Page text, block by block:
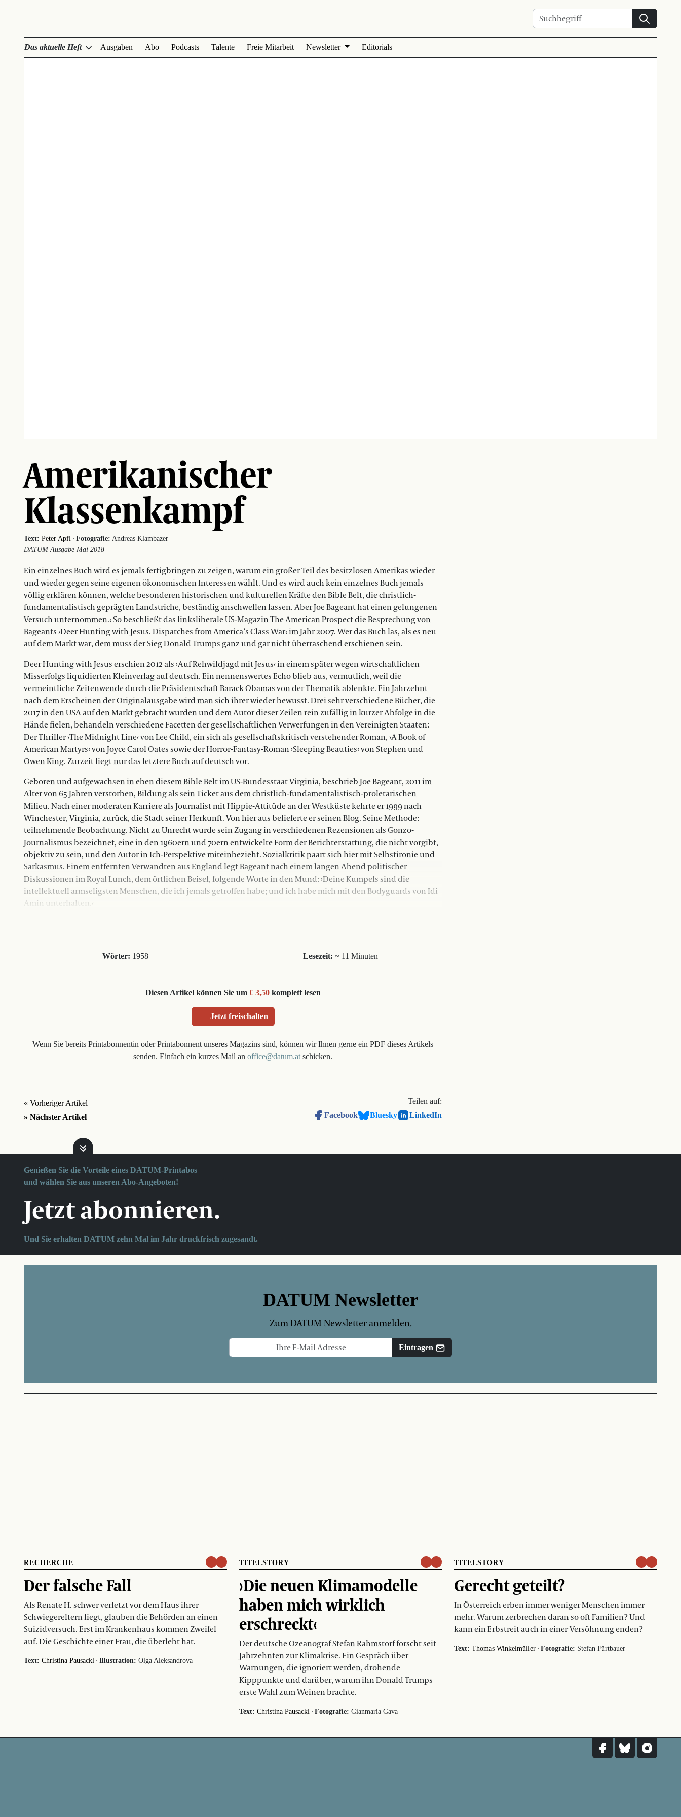
Suchen
Das aktuelle Heft Ausgaben Abo Podcasts Talente Freie Mitarbeit Newsletter Editorials
Amerikanischer
Klassenkampf
Text: Peter Apfl · Fotografie: Andreas Klambazer
DATUM Ausgabe Mai 2018
Ein einzelnes Buch wird es jemals fertigbringen zu zeigen, warum ein großer Teil des besitzlosen Amerikas wieder
und wieder gegen seine eigenen ökonomischen Interessen wählt. Und es wird auch kein einzelnes Buch jemals
völlig erklären können, welche besonderen historischen und kulturellen Kräfte den Bible Belt, die christlich-
fundamentalistisch geprägten Landstriche, beständig anschwellen lassen. Aber Joe Bageant hat einen gelungenen
Versuch unternommen.‹ So beschließt das linksliberale US-Magazin The American Prospect die Besprechung von
Bageants ›Deer Hunting with Jesus. Dispatches from America’s Class War‹ im Jahr 2007. Wer das Buch las, als es neu
auf dem Markt war, dem muss der Sieg Donald Trumps ganz und gar nicht überraschend erschienen sein.
Deer Hunting with Jesus erschien 2012 als ›Auf Rehwildjagd mit Jesus‹ in einem später wegen wirtschaftlichen
Misserfolgs liquidierten Kleinverlag auf deutsch. Ein nennenswertes Echo blieb aus, vermutlich, weil die
vermeintliche Zeitenwende durch die Präsidentschaft Barack Obamas von der Thematik ablenkte. Ein Jahrzehnt
nach dem Erscheinen der Originalausgabe wird man sich ihrer wieder bewusst. Drei sehr verschiedene Bücher, die
2017 in den USA auf den Markt gebracht wurden und dem Autor dieser Zeilen rein zufällig in kurzer Abfolge in die
Hände fielen, behandeln verschiedene Facetten der gesellschaftlichen Verwerfungen in den Vereinigten Staaten:
Der Thriller ›The Midnight Line‹ von Lee Child, ein sich als gesellschaftskritisch verstehender Roman, ›A Book of
American Martyrs‹ von Joyce Carol Oates sowie der Horror-Fantasy-Roman ›Sleeping Beauties‹ von Stephen und
Owen King. Zurzeit liegt nur das letztere Buch auf deutsch vor.
Geboren und aufgewachsen in eben diesem Bible Belt im US-Bundesstaat Virginia, beschrieb Joe Bageant, 2011 im
Alter von 65 Jahren verstorben, Bildung als sein Ticket aus dem christlich-fundamentalistisch-proletarischen
Milieu. Nach einer moderaten Karriere als Journalist mit Hippie-Attitüde an der Westküste kehrte er 1999 nach
Winchester, Virginia, zurück, die Stadt seiner Herkunft. Von hier aus belieferte er seinen Blog. Seine Methode:
teilnehmende Beobachtung. Nicht zu Unrecht wurde sein Zugang in verschiedenen Rezensionen als Gonzo-
Journalismus bezeichnet, eine in den 1960ern und 70ern entwickelte Form der Berichterstattung, die nicht vorgibt,
objektiv zu sein, und den Autor in Ich-Perspektive miteinbezieht. Sozialkritik paart sich hier mit Selbstironie und
Sarkasmus. Einem entfernten Verwandten aus England legt Bageant nach einem langen Abend politischer
Diskussionen im Royal Lunch, dem örtlichen Beisel, folgende Worte in den Mund: ›Deine Kumpels sind die
intellektuell armseligsten Menschen, die ich jemals getroffen habe; und ich habe mich mit den Bodyguards von Idi
Amin unterhalten.‹
Wörter: 1958 Lesezeit: ~ 11 Minuten
Diesen Artikel können Sie um € 3,50komplett lesen
Jetzt freischalten
Wenn Sie bereits Printabonnentin oder Printabonnent unseres Magazins sind, können wir Ihnen gerne ein PDF dieses Artikels
senden. Einfach ein kurzes Mail anoffice@datum.at schicken.
« Vorheriger Artikel
» Nächster Artikel
Teilen auf:
Facebook
Bluesky LinkedIn
Genießen Sie die Vorteile eines DATUM-Printabos
und wählen Sie aus unseren Abo-Angeboten!
Jetzt abonnieren.
Und Sie erhalten DATUM zehn Mal im Jahr druckfrisch zugesandt.
DATUM Newsletter
Zum DATUM Newsletter anmelden.
Eintragen
RECHERCHE
Der falsche Fall
Als Renate H. schwer verletzt vor dem Haus ihrer
Schwiegereltern liegt, glauben die Behörden an einen
Suizidversuch. Erst im Krankenhaus kommen Zweifel
auf. Die Geschichte einer Frau, die überlebt hat.
Text: Christina Pausackl · Illustration: Olga Aleksandrova
TITELSTORY
›Die neuen Klimamodelle
haben mich wirklich
erschreckt‹
Der deutsche Ozeanograf Stefan Rahmstorf forscht seit
Jahrzehnten zur Klimakrise. Ein Gespräch über
Warnungen, die ignoriert werden, drohende
Kipppunkte und darüber, warum ihn Donald Trumps
erste Wahl zum Weinen brachte.
Text: Christina Pausackl· Fotografie: Gianmaria Gava
TITELSTORY
Gerecht geteilt?
In Österreich erben immer weniger Menschen immer
mehr. Warum zerbrechen daran so oft Familien? Und
kann ein Erbstreit auch in einer Versöhnung enden?
Text: Thomas Winkelmüller ·Fotografie: Stefan Fürtbauer